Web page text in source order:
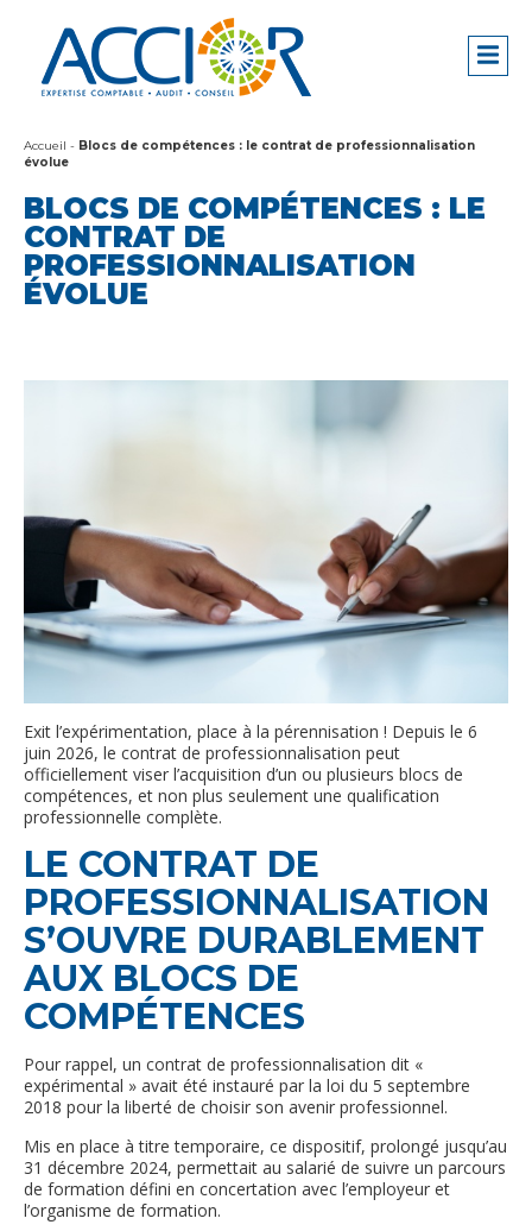
Accueil - Blocs de compétences : le contrat de professionnalisation
évolue
BLOCS DE COMPÉTENCES : LE
CONTRAT DE
PROFESSIONNALISATION
ÉVOLUE
Exit l’expérimentation, place à la pérennisation ! Depuis le 6
juin 2026, le contrat de professionnalisation peut
officiellement viser l’acquisition d’un ou plusieurs blocs de
compétences, et non plus seulement une qualification
professionnelle complète.
LE CONTRAT DE
PROFESSIONNALISATION
S’OUVRE DURABLEMENT
AUX BLOCS DE
COMPÉTENCES
Pour rappel, un contrat de professionnalisation dit «
expérimental » avait été instauré par la loi du 5 septembre
2018 pour la liberté de choisir son avenir professionnel.
Mis en place à titre temporaire, ce dispositif, prolongé jusqu’au
31 décembre 2024, permettait au salarié de suivre un parcours
de formation défini en concertation avec l’employeur et
l’organisme de formation.